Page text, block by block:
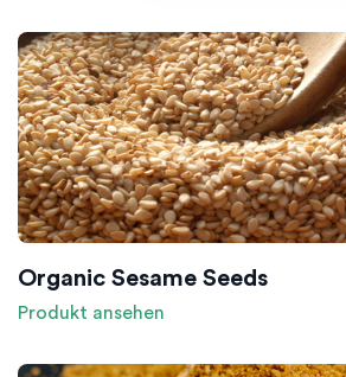
Organic Sesame Seeds
Produkt ansehen